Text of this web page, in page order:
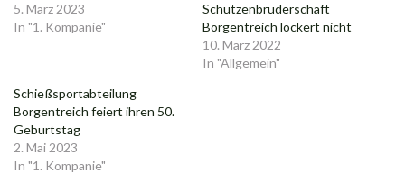
5. März 2023
In "1. Kompanie"
Schützenbruderschaft
Borgentreich lockert nicht
10. März 2022
In "Allgemein"
Schießsportabteilung
Borgentreich feiert ihren 50.
Geburtstag
2. Mai 2023
In "1. Kompanie"